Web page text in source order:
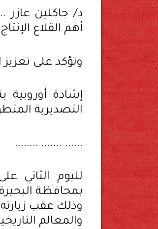
د/ جاكلين عازر
أهم القلاع
وتؤكد على
إشادة أوروبية
التصديرية
...... ....... ........
لليوم الثاني
بمحافظة
وذلك عقب
والمعالم